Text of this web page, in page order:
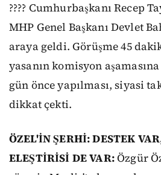
???? Cumhurbaşkanı Recep
MHP Genel Başkanı Devlet
araya geldi. Görüşme 45
yasanın komisyon
gün önce yapılması, siyasi
dikkat çekti.
ÖZEL'İN ŞERHİ: DESTEK
ELEŞTİRİSİ DE VAR:Özgür